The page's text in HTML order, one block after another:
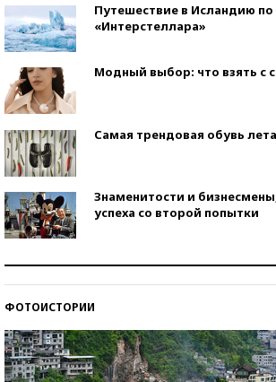
Путешествие в Исландию
«Интерстеллара»
Модный выбор: что взять с
Самая трендовая обувь лета
Знаменитости и
успеха со второй попытки
ФОТОИСТОРИИ